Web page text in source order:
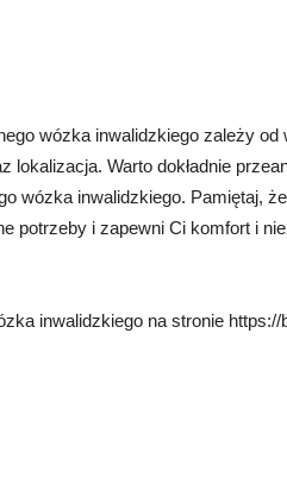
wózka inwalidzkiego zależy od
Warto dokładnie
wózka inwalidzkiego. Pamiętaj,
potrzeby i zapewni Ci komfort i
inwalidzkiego na stronie https://